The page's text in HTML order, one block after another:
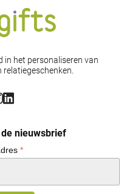
in het personaliseren van
nieuwsbrief
*